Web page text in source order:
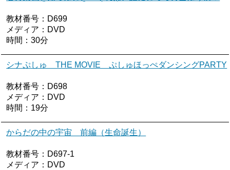
教材番号：D699
メディア：DVD
時間：30分
シナぷしゅ THE MOVIE ぷしゅほっぺダンシングPARTY
教材番号：D698
メディア：DVD
時間：19分
からだの中の宇宙 前編（生命誕生）
教材番号：D697-1
メディア：DVD